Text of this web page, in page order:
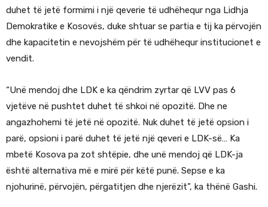
duhet të jetë formimi i një qeverie të udhëhequr nga Lidhja
Demokratike e Kosovës, duke shtuar se partia e tij ka përvojën
dhe kapacitetin e nevojshëm për të udhëhequr institucionet e
vendit.
“Unë mendoj dhe LDK e ka qëndrim zyrtar që LVV pas 6
vjetëve në pushtet duhet të shkoi në opozitë. Dhe ne
angazhohemi të jetë në opozitë. Nuk duhet të jetë opsion i
parë, opsioni i parë duhet të jetë një qeveri e LDK-së… Ka
mbetë Kosova pa zot shtëpie, dhe unë mendoj që LDK-ja
është alternativa më e mirë për këtë punë. Sepse e ka
njohurinë, përvojën, përgatitjen dhe njerëzit”, ka thënë Gashi.